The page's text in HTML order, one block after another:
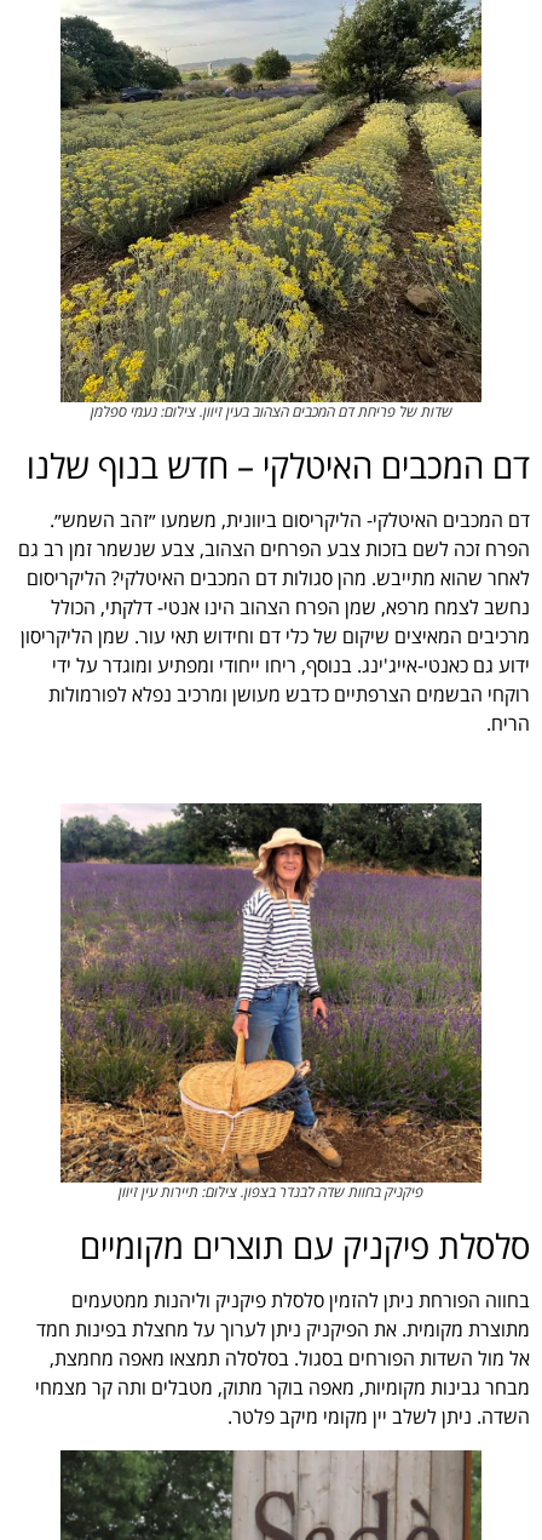
שדות של פריחת דם המכבים הצהוב בעין זיוון. צילום: נעמי ספלמן
דם המכבים האיטלקי – חדש בנוף שלנו
דם המכבים האיטלקי- הליקריסום ביוונית, משמעו ״זהב השמש״.
הפרח זכה לשם בזכות צבע הפרחים הצהוב, צבע שנשמר זמן רב גם
לאחר שהוא מתייבש. מהן סגולות דם המכבים האיטלקי? הליקריסום
נחשב לצמח מרפא, שמן הפרח הצהוב הינו אנטי- דלקתי, הכולל
מרכיבים המאיצים שיקום של כלי דם וחידוש תאי עור. שמן הליקריסון
ידוע גם כאנטי-אייג'ינג. בנוסף, ריחו ייחודי ומפתיע ומוגדר על ידי
רוקחי הבשמים הצרפתיים כדבש מעושן ומרכיב נפלא לפורמולות
הריח.
פיקניק בחוות שדה לבנדר בצפון. צילום: תיירות עין זיוון
סלסלת פיקניק עם תוצרים מקומיים
בחווה הפורחת ניתן להזמין סלסלת פיקניק וליהנות ממטעמים
מתוצרת מקומית. את הפיקניק ניתן לערוך על מחצלת בפינות חמד
אל מול השדות הפורחים בסגול. בסלסלה תמצאו מאפה מחמצת,
מבחר גבינות מקומיות, מאפה בוקר מתוק, מטבלים ותה קר מצמחי
השדה. ניתן לשלב יין מקומי מיקב פלטר.